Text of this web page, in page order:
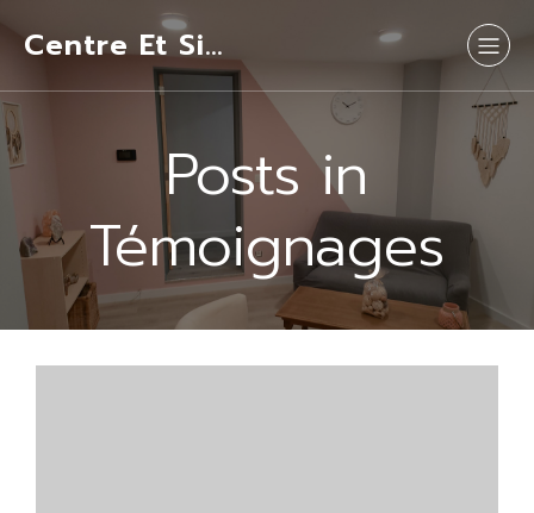
Centre Et Si…
Posts in
Témoignages